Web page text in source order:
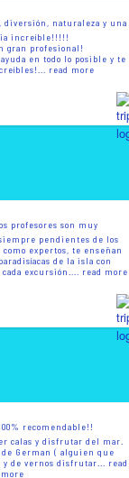
diversión, naturaleza y una
increíble!!!!!
gran profesional!
en todo lo posible y te
... read more
profesores son muy
pendientes de los
expertos, te enseñan
de la isla con
excursión.
... read more
recomendable!!
calas y disfrutar del mar.
German ( alguien que
y de vernos disfrutar ... read
more